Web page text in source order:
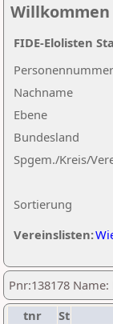
Willkommen
Nachname
Ebene
Sortierung
Personennummer
Bundesland
Spgem./Kreis/
Vereinslisten:
FIDE-Elolisten
Pnr:138178
tnr
St